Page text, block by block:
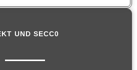
UND SECC0